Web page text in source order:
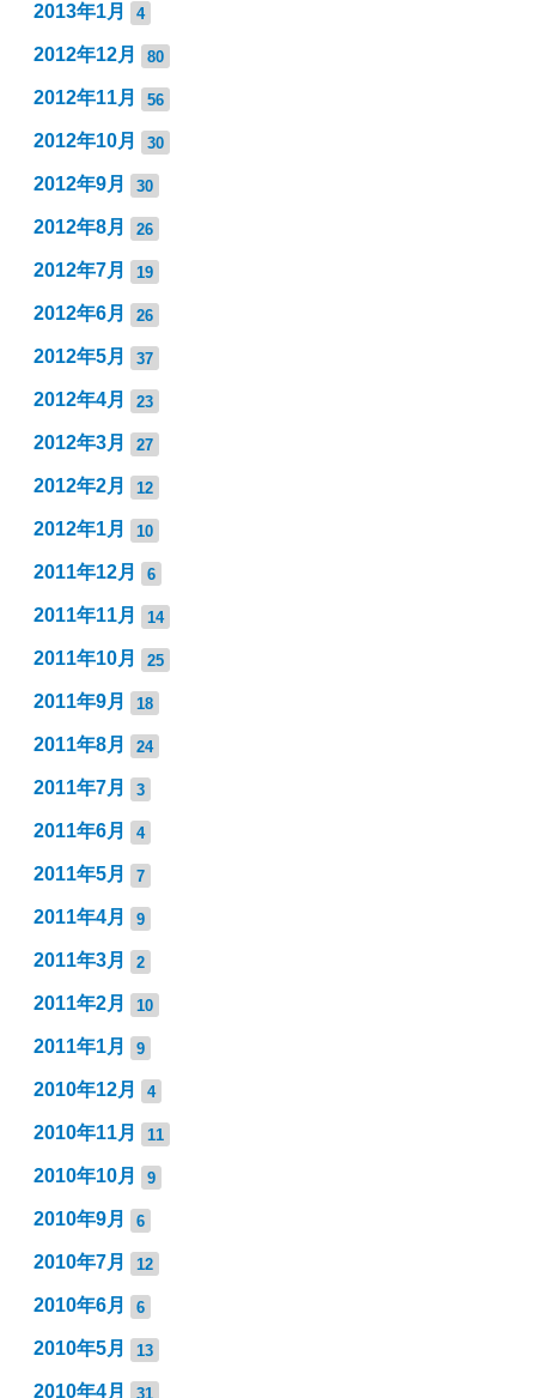
2013年1月 4
2012年12月 80
2012年11月 56
2012年10月 30
2012年9月 30
2012年8月 26
2012年7月 19
2012年6月 26
2012年5月 37
2012年4月 23
2012年3月 27
2012年2月 12
2012年1月 10
2011年12月 6
2011年11月 14
2011年10月 25
2011年9月 18
2011年8月 24
2011年7月 3
2011年6月 4
2011年5月 7
2011年4月 9
2011年3月 2
2011年2月 10
2011年1月 9
2010年12月 4
2010年11月 11
2010年10月 9
2010年9月 6
2010年7月 12
2010年6月 6
2010年5月 13
2010年4月 31